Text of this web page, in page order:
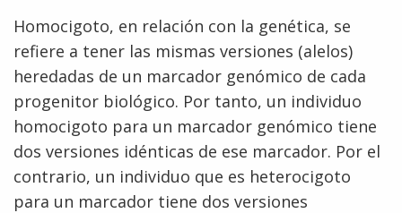
Homocigoto, en relación con la genética, se
refiere a tener las mismas versiones (alelos)
heredadas de un marcador genómico de cada
progenitor biológico. Por tanto, un individuo
homocigoto para un marcador genómico tiene
dos versiones idénticas de ese marcador. Por el
contrario, un individuo que es heterocigoto
para un marcador tiene dos versiones